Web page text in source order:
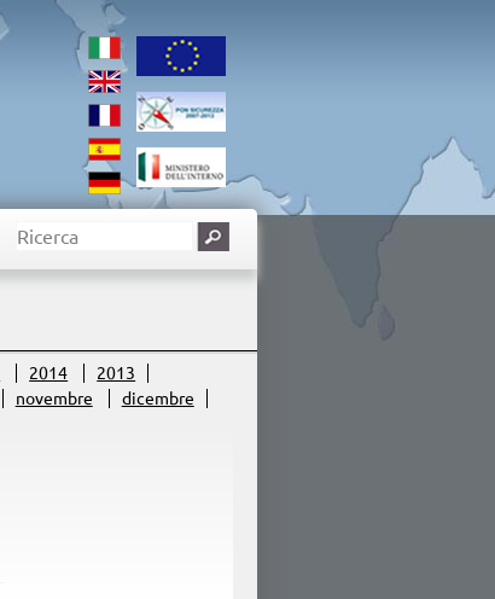
2014
2013
novembre dicembre